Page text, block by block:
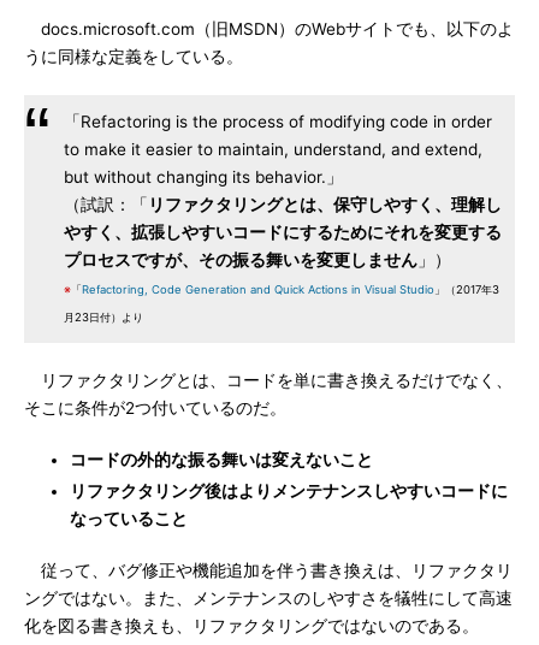
docs.microsoft.com（旧MSDN）のWebサイトでも、以下のよ
うに同様な定義をしている。
「Refactoring is the process of modifying code in order
to make it easier to maintain, understand, and extend,
but without changing its behavior.」
（試訳：「 リファクタリングとは、保守しやすく、理解し
やすく、拡張しやすいコードにするためにそれを変更する
プロセスですが、その振る舞いを変更しません 」）
※ 「Refactoring, Code Generation and Quick Actions in Visual Studio 」（2017年3
月23日付）より
リファクタリングとは、コードを単に書き換えるだけでなく、
そこに条件が2つ付いているのだ。
コードの外的な振る舞いは変えないこと
リファクタリング後はよりメンテナンスしやすいコードに
なっていること
従って、バグ修正や機能追加を伴う書き換えは、リファクタリ
ングではない。また、メンテナンスのしやすさを犠牲にして高速
化を図る書き換えも、リファクタリングではないのである。